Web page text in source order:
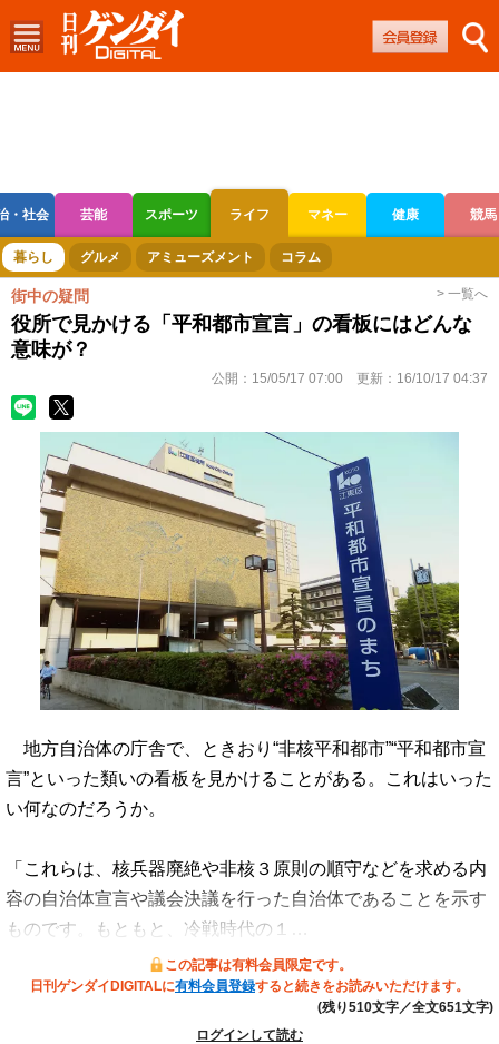
・社会 芸能 スポーツ ライフ マネー 健康 競馬
ボートレース 競輪 オートレース
暮らし グルメ アミューズメント コラム
街中の疑問 > 一覧へ
役所で見かける「平和都市宣言」の看板にはどんな
意味が？
公開： 15/05/17 07:00 更新： 16/10/17 04:37
地方自治体の庁舎で、ときおり“非核平和都市”“平和都市宣
言”といった類いの看板を見かけることがある。これはいった
い何なのだろうか。
「これらは、核兵器廃絶や非核３原則の順守などを求める内
容の自治体宣言や議会決議を行った自治体であることを示す
ものです。もともと、冷戦時代の１…
この記事は有料会員限定です。
日刊ゲンダイDIGITALに有料会員登録すると続きをお読みいただけます。
(残り510文字／全文651文字)
ログインして読む